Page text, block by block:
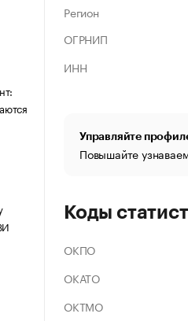
Регион
ОГРНИП
ИНН
Управляйте
Повышайте
Коды
ОКПО
ОКАТО
ОКТМО